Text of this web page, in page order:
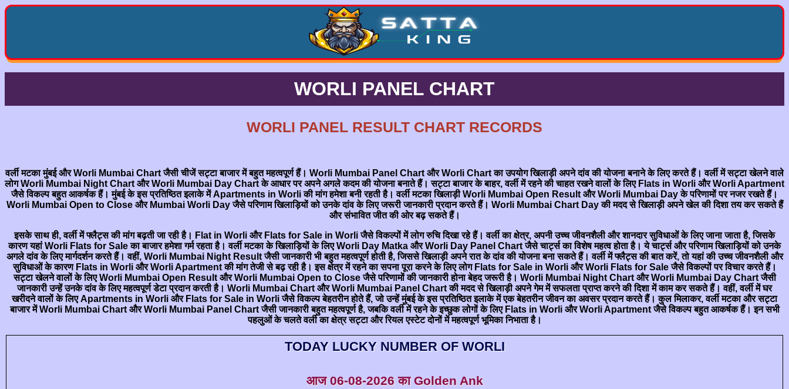
WORLI PANEL CHART
WORLI PANEL RESULT CHART RECORDS
वर्ली मटका मुंबई और Worli Mumbai Chart जैसी चीजें सट्टा बाजार में बहुत महत्वपूर्ण हैं। Worli Mumbai Panel Chart और Worli Chart का उपयोग खिलाड़ी अपने दांव की योजना बनाने के लिए करते हैं। वर्ली में सट्टा खेलने वाले
लोग Worli Mumbai Night Chart और Worli Mumbai Day Chart के आधार पर अपने अगले कदम की योजना बनाते हैं। सट्टा बाजार के बाहर, वर्ली में रहने की चाहत रखने वालों के लिए Flats in Worli और Worli Apartment
जैसे विकल्प बहुत आकर्षक हैं। मुंबई के इस प्रतिष्ठित इलाके में Apartments in Worli की मांग हमेशा बनी रहती है। वर्ली मटका खिलाड़ी Worli Mumbai Open Result और Worli Mumbai Day के परिणामों पर नजर रखते हैं।
Worli Mumbai Open to Close और Mumbai Worli Day जैसे परिणाम खिलाड़ियों को उनके दांव के लिए जरूरी जानकारी प्रदान करते हैं। Worli Mumbai Chart Day की मदद से खिलाड़ी अपने खेल की दिशा तय कर सकते हैं
और संभावित जीत की ओर बढ़ सकते हैं।
इसके साथ ही, वर्ली में फ्लैट्स की मांग बढ़ती जा रही है। Flat in Worli और Flats for Sale in Worli जैसे विकल्पों में लोग रुचि दिखा रहे हैं। वर्ली का क्षेत्र, अपनी उच्च जीवनशैली और शानदार सुविधाओं के लिए जाना जाता है, जिसके
कारण यहां Worli Flats for Sale का बाजार हमेशा गर्म रहता है। वर्ली मटका के खिलाड़ियों के लिए Worli Day Matka और Worli Day Panel Chart जैसे चार्ट्स का विशेष महत्व होता है। ये चार्ट्स और परिणाम खिलाड़ियों को उनके
अगले दांव के लिए मार्गदर्शन करते हैं। वहीं, Worli Mumbai Night Result जैसी जानकारी भी बहुत महत्वपूर्ण होती है, जिससे खिलाड़ी अपने रात के दांव की योजना बना सकते हैं। वर्ली में फ्लैट्स की बात करें, तो यहां की उच्च जीवनशैली और
सुविधाओं के कारण Flats in Worli और Worli Apartment की मांग तेजी से बढ़ रही है। इस क्षेत्र में रहने का सपना पूरा करने के लिए लोग Flats for Sale in Worli और Worli Flats for Sale जैसे विकल्पों पर विचार करते हैं।
सट्टा खेलने वालों के लिए Worli Mumbai Open Result और Worli Mumbai Open to Close जैसे परिणामों की जानकारी होना बेहद जरूरी है। Worli Mumbai Night Chart और Worli Mumbai Day Chart जैसी
जानकारी उन्हें उनके दांव के लिए महत्वपूर्ण डेटा प्रदान करती है। Worli Mumbai Chart और Worli Mumbai Panel Chart की मदद से खिलाड़ी अपने गेम में सफलता प्राप्त करने की दिशा में काम कर सकते हैं। वहीं, वर्ली में घर
खरीदने वालों के लिए Apartments in Worli और Flats for Sale in Worli जैसे विकल्प बेहतरीन होते हैं, जो उन्हें मुंबई के इस प्रतिष्ठित इलाके में एक बेहतरीन जीवन का अवसर प्रदान करते हैं। कुल मिलाकर, वर्ली मटका और सट्टा
बाजार में Worli Mumbai Chart और Worli Mumbai Panel Chart जैसी जानकारी बहुत महत्वपूर्ण है, जबकि वर्ली में रहने के इच्छुक लोगों के लिए Flats in Worli और Worli Apartment जैसे विकल्प बहुत आकर्षक हैं। इन सभी
पहलुओं के चलते वर्ली का क्षेत्र सट्टा और रियल एस्टेट दोनों में महत्वपूर्ण भूमिका निभाता है।
TODAY LUCKY NUMBER OF WORLI
आज06-08-2026का Golden Ank